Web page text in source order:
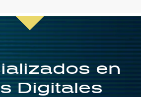
en
Digitales